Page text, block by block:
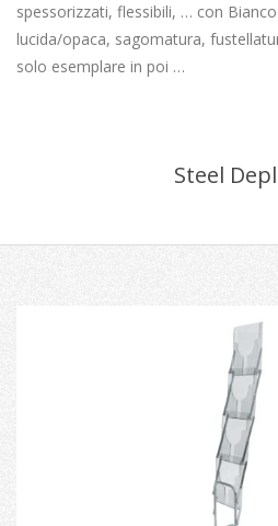
spessorizzati, flessibili, … con
lucida/opaca, sagomatura,
solo esemplare in poi …
Steel